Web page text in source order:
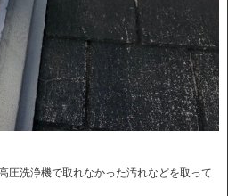
圧洗浄機で取れなかった汚れなどを取って